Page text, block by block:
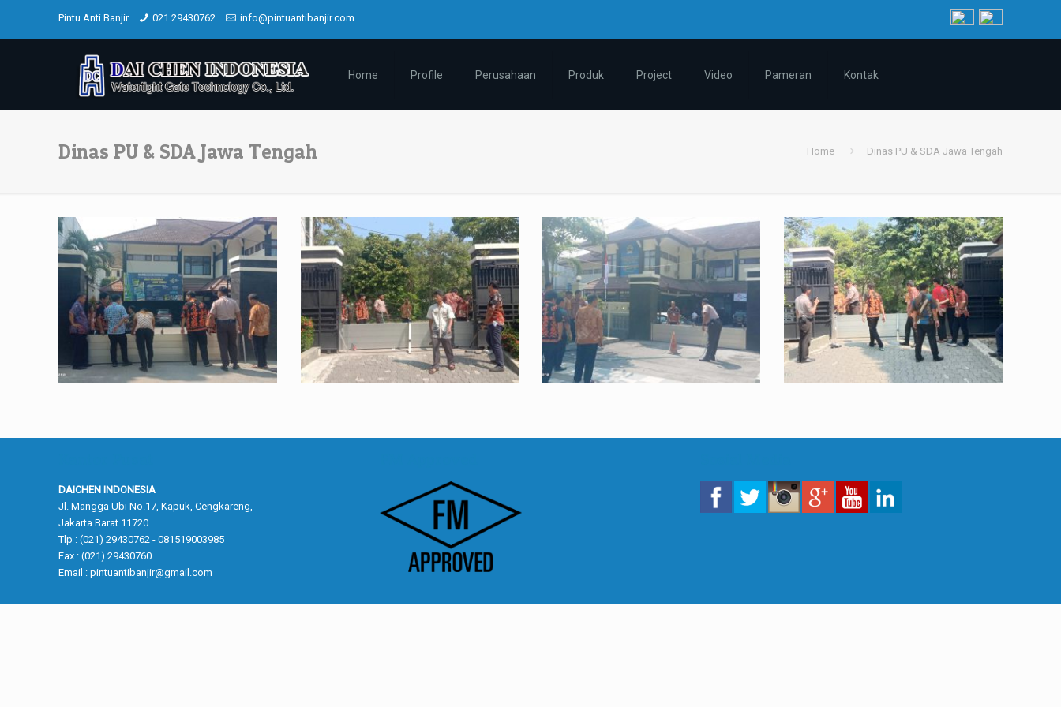
Pintu Anti Banjir 021 29430762 info@pintuantibanjir.com
Home Profile Perusahaan Produk Project Video Pameran Kontak
Dinas PU & SDA Jawa Tengah Home Dinas PU & SDA Jawa Tengah
DAICHEN INDONESIA
Jl. Mangga Ubi No.17, Kapuk, Cengkareng,
Jakarta Barat 11720
Tlp : (021) 29430762 - 081519003985
Fax : (021) 29430760
Email :pintuantibanjir@gmail.com